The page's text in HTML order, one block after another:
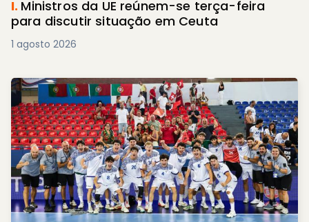
I. Ministros da UE reúnem-se terça-feira
para discutir situação em Ceuta
1 agosto 2026